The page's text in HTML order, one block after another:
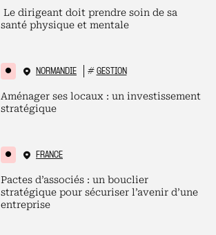
Le dirigeant doit prendre soin de sa
santé physique et mentale
NORMANDIE # GESTION
Aménager ses locaux : un investissement
stratégique
FRANCE
Pactes d’associés : un bouclier
stratégique pour sécuriser l’avenir d’une
entreprise